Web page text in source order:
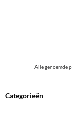
Alle genoemde
Categorieën